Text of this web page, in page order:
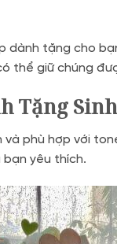
dành tặng cho
thể giữ chúng
Tặng
và phù hợp với
bạn yêu thích.